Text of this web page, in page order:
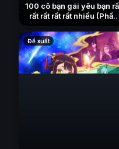
100 cô bạn gái yêu bạn
rất rất rất rất nhiều (Phần
Đề xuất